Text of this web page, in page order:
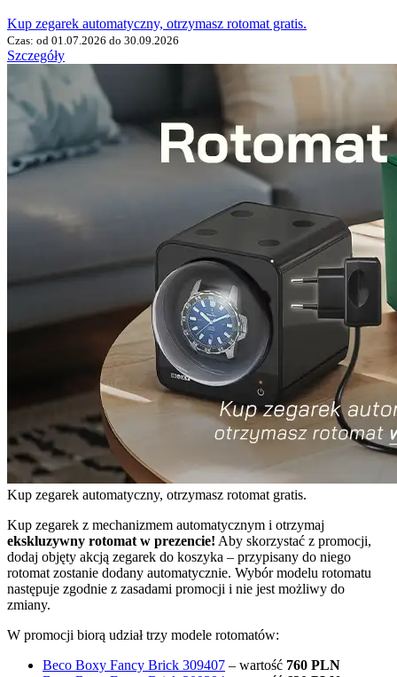
Kup zegarek automatyczny, otrzymasz rotomat gratis.
Czas: od 01.07.2026 do 30.09.2026
Szczegóły
Kup zegarek automatyczny, otrzymasz rotomat gratis.
Kup zegarek z mechanizmem automatycznym i otrzymaj
ekskluzywny rotomat w prezencie! Aby skorzystać z promocji,
dodaj objęty akcją zegarek do koszyka – przypisany do niego
rotomat zostanie dodany automatycznie. Wybór modelu rotomatu
następuje zgodnie z zasadami promocji i nie jest możliwy do
zmiany.
W promocji biorą udział trzy modele rotomatów:
Beco Boxy Fancy Brick 309407 – wartość 760 PLN